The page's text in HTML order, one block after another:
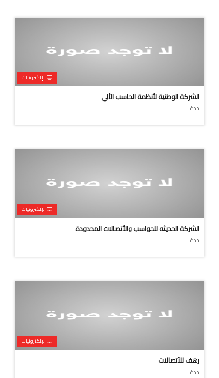
الإلكترونيات
الشركة الوطنية لأنظمة الحاسب الألي
جدة
الإلكترونيات
الشركة الحديثه للحواسب والأتصالات المحدودة
جدة
الإلكترونيات
رهف للأتصالات
جدة